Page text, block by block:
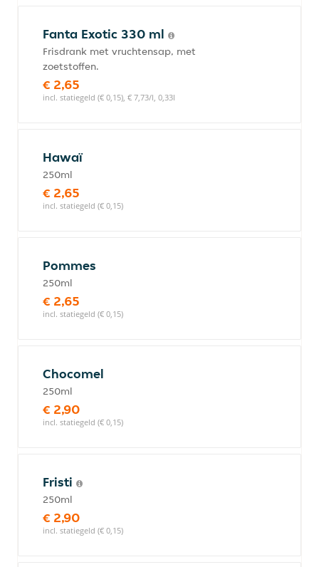
Fanta Exotic 330 ml
Frisdrank met vruchtensap, met
zoetstoffen.
€ 2,65
incl. statiegeld (€ 0,15), € 7,73/l, 0,33l
Hawaï
250ml
€ 2,65
incl. statiegeld (€ 0,15)
Pommes
250ml
€ 2,65
incl. statiegeld (€ 0,15)
Chocomel
250ml
€ 2,90
incl. statiegeld (€ 0,15)
Fristi
250ml
€ 2,90
incl. statiegeld (€ 0,15)